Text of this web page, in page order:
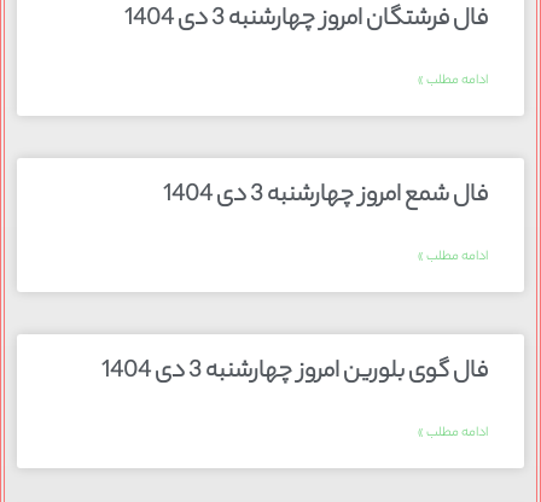
فال فرشتگان امروز چهارشنبه 3 دی 1404
ادامه مطلب »
فال شمع امروز چهارشنبه 3 دی 1404
ادامه مطلب »
فال گوی بلورین امروز چهارشنبه 3 دی 1404
ادامه مطلب »